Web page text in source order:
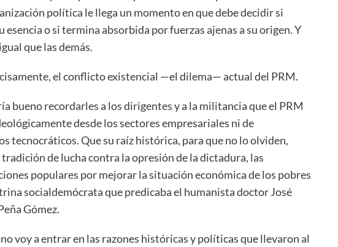
política le llega un momento en que debe decidir si
esencia o si termina absorbida por fuerzas ajenas a su origen. Y
que las demás.
el conflicto existencial —el dilema— actual del PRM.
bueno recordarles a los dirigentes y a la militancia que el PRM
desde los sectores empresariales ni de
tecnocráticos. Que su raíz histórica, para que no lo olviden,
tradición de lucha contra la opresión de la dictadura, las
populares por mejorar la situación económica de los pobres
socialdemócrata que predicaba el humanista doctor José
Gómez.
voy a entrar en las razones históricas y políticas que llevaron al